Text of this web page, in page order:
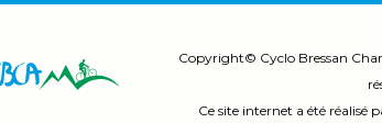
Copyright© Cyclo Bressan
Ce site internet a été réalisé